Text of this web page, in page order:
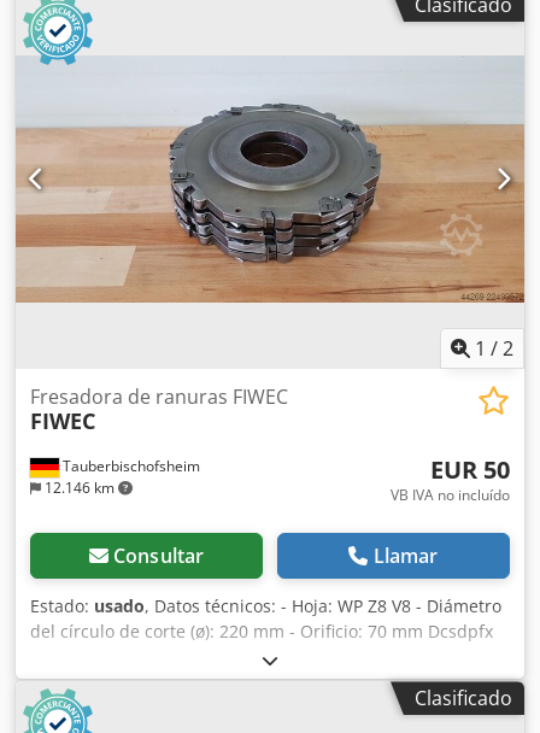
1 /2
Tauberbischofsheim
12.146 km
Fresadora de ranuras FIWEC
FIWEC
EUR 50
VB IVA no incluído
Consultar Llamar
Estado: usado, Datos técnicos: - Hoja: WP Z8 V8 - Diámetro
del círculo de corte (ø): 220 mm - Orificio: 70 mm Dcsdpfx
Ajzryiysh Uok - Longitud: 12 mm - Material: Acero -
Disponibilidad: 3
Clasificado